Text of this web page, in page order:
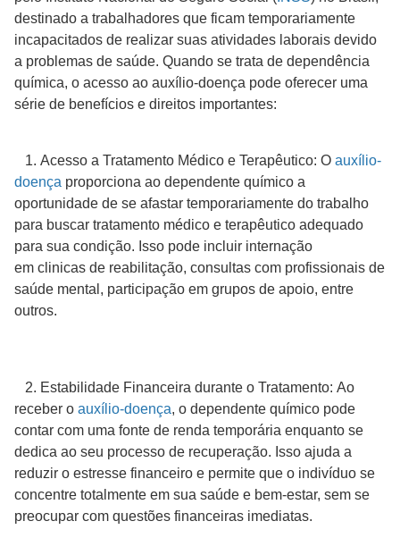
destinado a trabalhadores que ficam temporariamente
incapacitados de realizar suas atividades laborais devido
a problemas de saúde. Quando se trata de dependência
química, o acesso ao auxílio-doença pode oferecer uma
série de benefícios e direitos importantes:
1. Acesso a Tratamento Médico e Terapêutico: O auxílio-
doença proporciona ao dependente químico a
oportunidade de se afastar temporariamente do trabalho
para buscar tratamento médico e terapêutico adequado
para sua condição. Isso pode incluir internação
em clinicas de reabilitação, consultas com profissionais de
saúde mental, participação em grupos de apoio, entre
outros.
2. Estabilidade Financeira durante o Tratamento: Ao
receber o auxílio-doença, o dependente químico pode
contar com uma fonte de renda temporária enquanto se
dedica ao seu processo de recuperação. Isso ajuda a
reduzir o estresse financeiro e permite que o indivíduo se
concentre totalmente em sua saúde e bem-estar, sem se
preocupar com questões financeiras imediatas.